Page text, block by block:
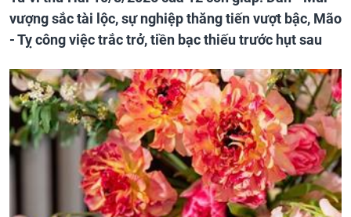
vượng sắc tài lộc, sự nghiệp thăng tiến vượt bậc, Mão
- Tỵ công việc trắc trở, tiền bạc thiếu trước hụt sau